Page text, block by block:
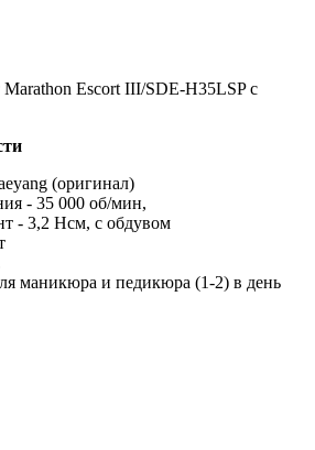
Escort III/SDE-H35LSP с
(оригинал)
- 35 000 об/мин,
- 3,2 Нсм, с обдувом
маникюра и педикюра (1-2) в день